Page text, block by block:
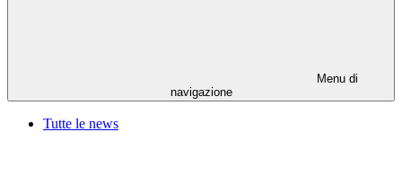
Menu di
navigazione
Tutte le news